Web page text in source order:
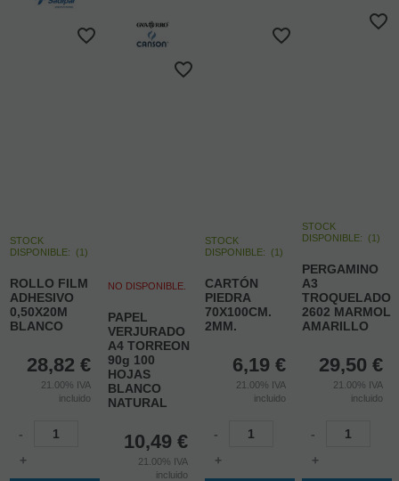
STOCK
DISPONIBLE: (1)
ROLLO FILM
ADHESIVO
0,50X20M
BLANCO
28,82 €
21.00% IVA
incluido
-
+
NO DISPONIBLE.
PAPEL
VERJURADO
A4 TORREON
90g 100
HOJAS
BLANCO
NATURAL
10,49 €
21.00% IVA
incluido
STOCK
DISPONIBLE: (1)
CARTÓN
PIEDRA
70X100CM.
2MM.
6,19 €
21.00% IVA
incluido
-
+
STOCK
DISPONIBLE: (1)
PERGAMINO
A3
TROQUELADO
2602 MARMOL
AMARILLO
29,50 €
21.00% IVA
incluido
-
+